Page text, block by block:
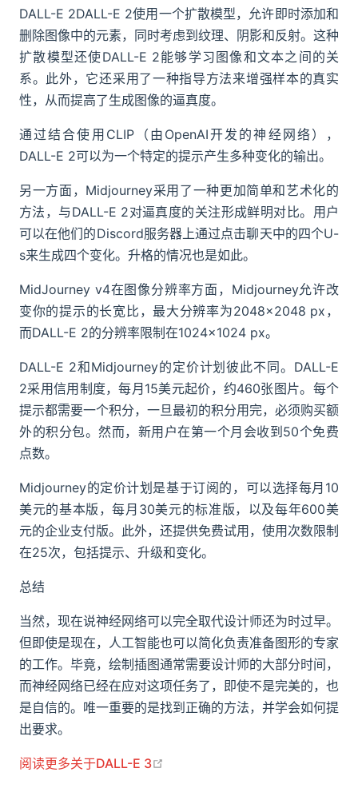
DALL-E 2DALL-E 2使用一个扩散模型，允许即时添加和
删除图像中的元素，同时考虑到纹理、阴影和反射。这种
扩散模型还使DALL-E 2能够学习图像和文本之间的关
系。此外，它还采用了一种指导方法来增强样本的真实
性，从而提高了生成图像的逼真度。
通过结合使用CLIP（由OpenAI开发的神经网络），
DALL-E 2可以为一个特定的提示产生多种变化的输出。
另一方面，Midjourney采用了一种更加简单和艺术化的
方法，与DALL-E 2对逼真度的关注形成鲜明对比。用户
可以在他们的Discord服务器上通过点击聊天中的四个U-
s来生成四个变化。升格的情况也是如此。
MidJourney v4在图像分辨率方面，Midjourney允许改
变你的提示的长宽比，最大分辨率为2048×2048 px，
而DALL-E 2的分辨率限制在1024×1024 px。
DALL-E 2和Midjourney的定价计划彼此不同。DALL-E
2采用信用制度，每月15美元起价，约460张图片。每个
提示都需要一个积分，一旦最初的积分用完，必须购买额
外的积分包。然而，新用户在第一个月会收到50个免费
点数。
Midjourney的定价计划是基于订阅的，可以选择每月10
美元的基本版，每月30美元的标准版，以及每年600美
元的企业支付版。此外，还提供免费试用，使用次数限制
在25次，包括提示、升级和变化。
总结
当然，现在说神经网络可以完全取代设计师还为时过早。
但即使是现在，人工智能也可以简化负责准备图形的专家
的工作。毕竟，绘制插图通常需要设计师的大部分时间，
而神经网络已经在应对这项任务了，即使不是完美的，也
是自信的。唯一重要的是找到正确的方法，并学会如何提
出要求。
阅读更多关于DALL-E 3